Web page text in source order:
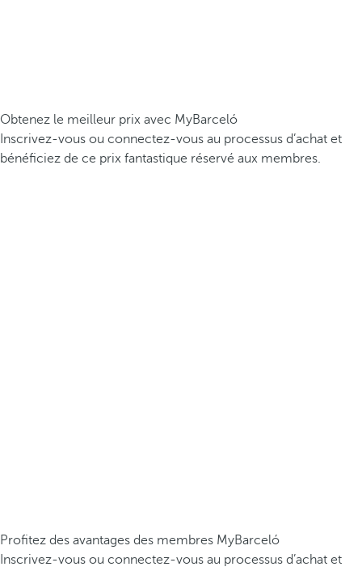
Obtenez le meilleur prix avec MyBarceló
Inscrivez-vous ou connectez-vous au processus d’achat et
bénéficiez de ce prix fantastique réservé aux membres.
Profitez des avantages des membres MyBarceló
Inscrivez-vous ou connectez-vous au processus d’achat et